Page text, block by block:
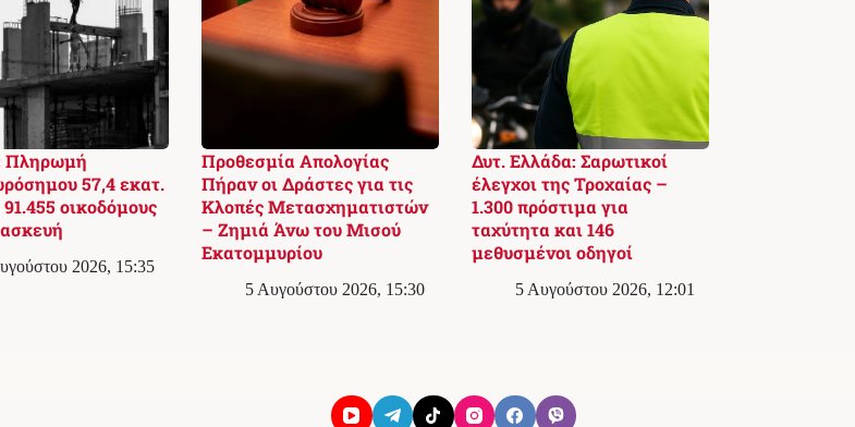
Πληρωμή
57,4 εκατ.
οικοδόμους
2026, 15:35
Προθεσμία Απολογίας
Πήραν οι Δράστες για τις
Κλοπές Μετασχηματιστών
– Ζημιά Άνω του Μισού
Εκατομμυρίου
5 Αυγούστου 2026, 15:30
Δυτ. Ελλάδα: Σαρωτικοί
έλεγχοι της Τροχαίας –
1.300 πρόστιμα για
ταχύτητα και 146
μεθυσμένοι οδηγοί
5 Αυγούστου 2026, 12:01